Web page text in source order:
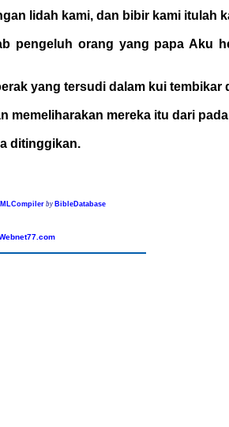
lidah kami, dan bibir kami itulah
pengeluh orang yang papa Aku
yang tersudi dalam kui
mereka itu dari
ditinggikan.
by BibleDatabase